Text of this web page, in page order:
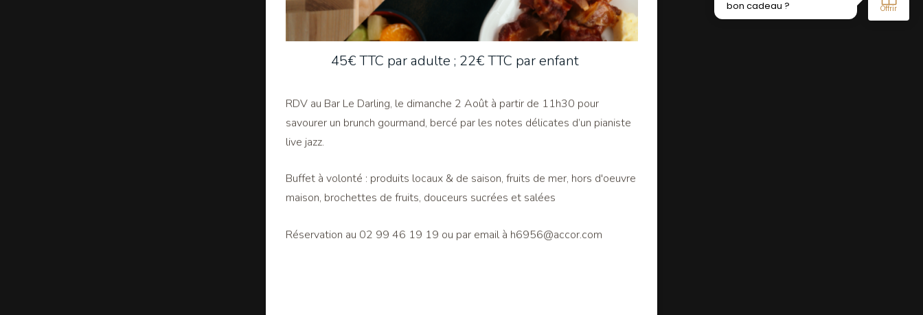
45€ TTC par adulte ; 22€ TTC par enfant
RDV au Bar Le Darling, le dimanche 2 Août à partir de 11h30 pour
savourer un brunch gourmand, bercé par les notes délicates d’un pianiste
live jazz.
Buffet à volonté : produits locaux & de saison, fruits de mer, hors d'oeuvre
maison, brochettes de fruits, douceurs sucrées et salées
Réservation au 02 99 46 19 19 ou par email à h6956@accor.com